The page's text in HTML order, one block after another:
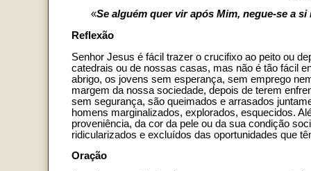
«Se alguém quer vir após Mim, negue-se a
Reflexão
Senhor Jesus é fácil trazer o crucifixo ao peito ou
catedrais ou de nossas casas, mas não é tão fácil
abrigo, os jovens sem esperança, sem emprego
margem da nossa sociedade, depois de terem
sem segurança, são queimados e arrasados
homens marginalizados, explorados, esquecidos.
proveniência, da cor da pele ou da sua condição
ridicularizados e excluídos das oportunidades que
Oração